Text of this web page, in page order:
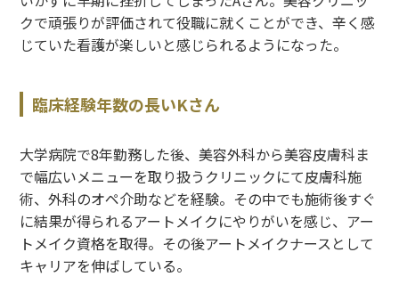
クで頑張りが評価されて役職に就くことができ、辛く感
じていた看護が楽しいと感じられるようになった。
臨床経験年数の長いKさん
大学病院で8年勤務した後、美容外科から美容皮膚科ま
で幅広いメニューを取り扱うクリニックにて皮膚科施
術、外科のオペ介助などを経験。その中でも施術後すぐ
に結果が得られるアートメイクにやりがいを感じ、アー
トメイク資格を取得。その後アートメイクナースとして
キャリアを伸ばしている。